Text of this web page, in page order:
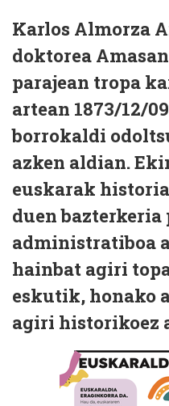
Karlos Almorza
doktorea
parajean tropa
artean 1873/12/
borrokaldi
azken aldian.
euskarak
duen
administratiboa
hainbat agiri
eskutik, honako
agiri historikoez